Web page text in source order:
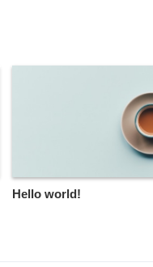
Hello world!